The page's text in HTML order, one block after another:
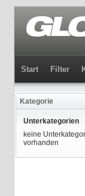
Start Filter
Kategorie
Unterkategorien
keine
vorhanden